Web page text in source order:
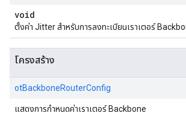
void
ตั้งค่า Jitter สําหรับการลงทะเบียนเราเตอร์
โครงสร้าง
otBackboneRouterConfig
แสดงการกําหนดค่าเราเตอร์ Backbone